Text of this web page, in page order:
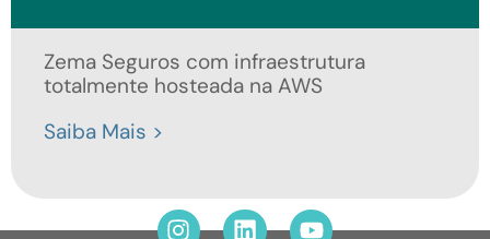
Zema Seguros com infraestrutura
totalmente hosteada na AWS
Saiba Mais >